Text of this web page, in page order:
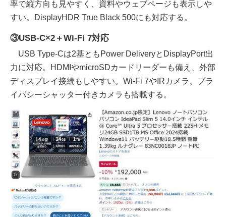
率で縦方向も見やすく、資料やウェブページも表示しや
すい。DisplayHDR True Black 500にも対応する。
③USB-C×2＋Wi-Fi 7対応
USB Type-Cは2基ともPower DeliveryとDisplayPort出
力に対応。HDMIやmicroSDカードリーダーも備え、外部
ディスプレイ接続もしやすい。Wi-Fi 7やIRカメラ、プラ
イバシーシャッター付きカメラも搭載する。